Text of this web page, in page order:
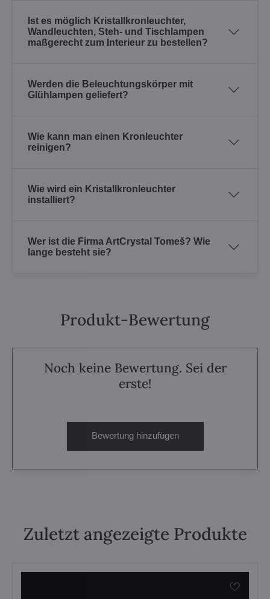
Ist es möglich Kristallkronleuchter,
Wandleuchten, Steh- und Tischlampen
maßgerecht zum Interieur zu bestellen?
Werden die Beleuchtungskörper mit
Glühlampen geliefert?
Wie kann man einen Kronleuchter
reinigen?
Wie wird ein Kristallkronleuchter
installiert?
Wer ist die Firma ArtCrystal Tomeš? Wie
lange besteht sie?
Produkt-Bewertung
Noch keine Bewertung. Sei der
erste!
Bewertung hinzufügen
Zuletzt angezeigte Produkte